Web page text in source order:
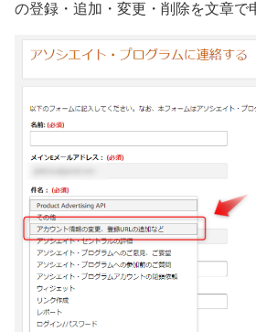
の登録・追加・変更・削除を文章で